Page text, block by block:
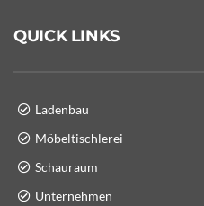
QUICK LINKS
Ladenbau
Möbeltischlerei
Schauraum
Unternehmen